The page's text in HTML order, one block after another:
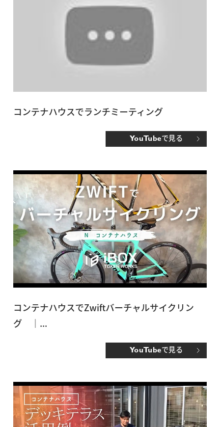
コンテナハウスでランチミーティング
YouTubeで見る
コンテナハウスでZwiftバーチャルサイクリン
グ ｜...
YouTubeで見る